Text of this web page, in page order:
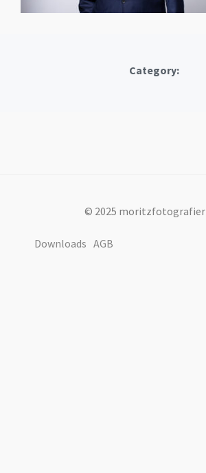
Category:
© 2025
Downloads AGB